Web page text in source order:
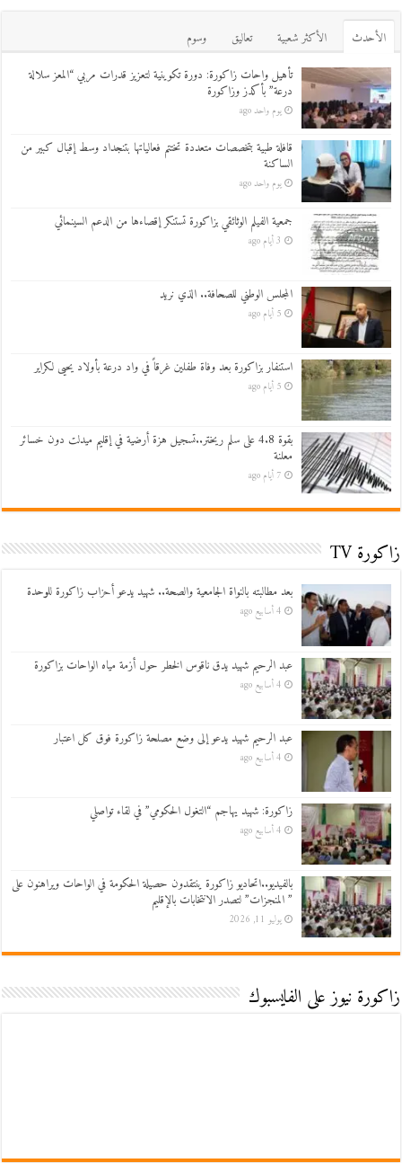
اﻷحدث اﻷكثر شعبية تعاليق
وسوم
تأهيل واحات زاكورة: دورة تكوينية لتعزيز قدرات مربي “المعز سلالة
درعة” بأكدز وزاكورة
يوم واحد ago
قافلة طبية بتخصصات متعددة تختتم فعالياتها بتنجداد وسط إقبال كبير من
الساكنة
يوم واحد ago
جمعية الفيلم الوثائقي بزاكورة تستنكر إقصاءها من الدعم السينمائي
3 أيام ago
المجلس الوطني للصحافة.. الذي نريد
5 أيام ago
استنفار بزاكورة بعد وفاة طفلين غرقاً في واد درعة بأولاد يحيى لكراير
5 أيام ago
بقوة 4.8 على سلم ريختر..تسجيل هزة أرضية في إقليم ميدلت دون خسائر
معلنة
7 أيام ago
زاكورة TV
بعد مطالبته بالنواة الجامعية والصحة.. شهيد يدعو أحزاب زاكورة للوحدة
4 أسابيع ago
عبد الرحيم شهيد يدق ناقوس الخطر حول أزمة مياه الواحات بزاكورة
4 أسابيع ago
عبد الرحيم شهيد يدعو إلى وضع مصلحة زاكورة فوق كل اعتبار
4 أسابيع ago
زاكورة: شهيد يهاجم “التغول الحكومي” في لقاء تواصلي
4 أسابيع ago
بالفيديو..اتحاديو زاكورة ينتقدون حصيلة الحكومة في الواحات ويراهنون على
” المنجزات” لتصدر الانتخابات بالإقليم
يوليو 11, 2026
زاكورة نيوز على الفايسبوك